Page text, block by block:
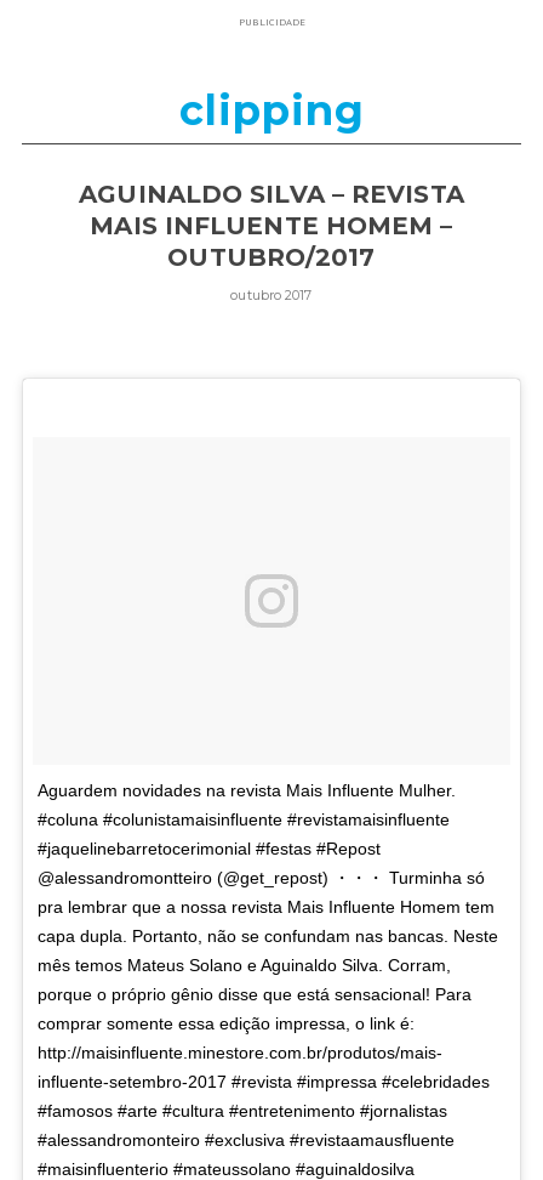
PUBLICIDADE
clipping
AGUINALDO SILVA – REVISTA
MAIS INFLUENTE HOMEM –
OUTUBRO/2017
outubro 2017
Aguardem novidades na revista Mais Influente Mulher.
#coluna #colunistamaisinfluente #revistamaisinfluente
#jaquelinebarretocerimonial #festas #Repost
@alessandromontteiro (@get_repost) ・・・ Turminha só
pra lembrar que a nossa revista Mais Influente Homem tem
capa dupla. Portanto, não se confundam nas bancas. Neste
mês temos Mateus Solano e Aguinaldo Silva. Corram,
porque o próprio gênio disse que está sensacional! Para
comprar somente essa edição impressa, o link é:
http://maisinfluente.minestore.com.br/produtos/mais-
influente-setembro-2017 #revista #impressa #celebridades
#famosos #arte #cultura #entretenimento #jornalistas
#alessandromonteiro #exclusiva #revistaamausfluente
#maisinfluenterio #mateussolano #aguinaldosilva